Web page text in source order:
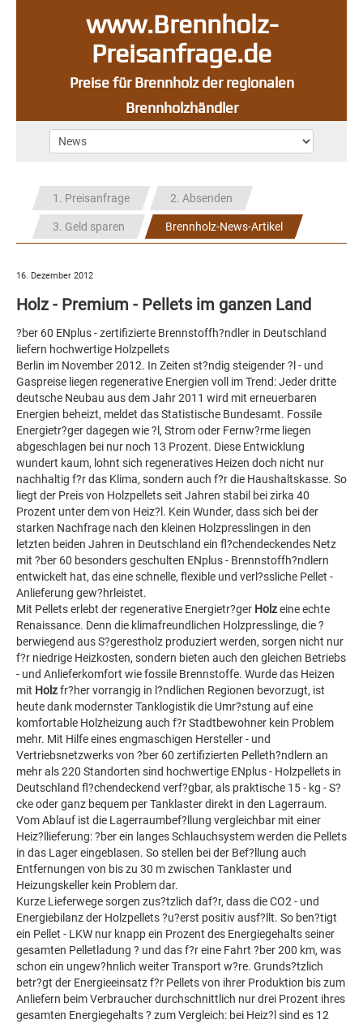
www.Brennholz-
Preisanfrage.de
Preise für Brennholz der regionalen
Brennholzhändler
1. Preisanfrage 2. Absenden
3. Geld sparen Brennholz-News-Artikel
16. Dezember 2012
Holz - Premium - Pellets im ganzen Land
?ber 60 ENplus - zertifizierte Brennstoffh?ndler in Deutschland
liefern hochwertige Holzpellets
Berlin im November 2012. In Zeiten st?ndig steigender ?l - und
Gaspreise liegen regenerative Energien voll im Trend: Jeder dritte
deutsche Neubau aus dem Jahr 2011 wird mit erneuerbaren
Energien beheizt, meldet das Statistische Bundesamt. Fossile
Energietr?ger dagegen wie ?l, Strom oder Fernw?rme liegen
abgeschlagen bei nur noch 13 Prozent. Diese Entwicklung
wundert kaum, lohnt sich regeneratives Heizen doch nicht nur
nachhaltig f?r das Klima, sondern auch f?r die Haushaltskasse. So
liegt der Preis von Holzpellets seit Jahren stabil bei zirka 40
Prozent unter dem von Heiz?l. Kein Wunder, dass sich bei der
starken Nachfrage nach den kleinen Holzpresslingen in den
letzten beiden Jahren in Deutschland ein fl?chendeckendes Netz
mit ?ber 60 besonders geschulten ENplus - Brennstoffh?ndlern
entwickelt hat, das eine schnelle, flexible und verl?ssliche Pellet -
Anlieferung gew?hrleistet.
Mit Pellets erlebt der regenerative Energietr?ger Holzeine echte
Renaissance. Denn die klimafreundlichen Holzpresslinge, die ?
berwiegend aus S?gerestholz produziert werden, sorgen nicht nur
f?r niedrige Heizkosten, sondern bieten auch den gleichen Betriebs
- und Anlieferkomfort wie fossile Brennstoffe. Wurde das Heizen
mit Holzfr?her vorrangig in l?ndlichen Regionen bevorzugt, ist
heute dank modernster Tanklogistik die Umr?stung auf eine
komfortable Holzheizung auch f?r Stadtbewohner kein Problem
mehr. Mit Hilfe eines engmaschigen Hersteller - und
Vertriebsnetzwerks von ?ber 60 zertifizierten Pelleth?ndlern an
mehr als 220 Standorten sind hochwertige ENplus - Holzpellets in
Deutschland fl?chendeckend verf?gbar, als praktische 15 - kg - S?
cke oder ganz bequem per Tanklaster direkt in den Lagerraum.
Vom Ablauf ist die Lagerraumbef?llung vergleichbar mit einer
Heiz?llieferung: ?ber ein langes Schlauchsystem werden die Pellets
in das Lager eingeblasen. So stellen bei der Bef?llung auch
Entfernungen von bis zu 30 m zwischen Tanklaster und
Heizungskeller kein Problem dar.
Kurze Lieferwege sorgen zus?tzlich daf?r, dass die CO2 - und
Energiebilanz der Holzpellets ?u?erst positiv ausf?llt. So ben?tigt
ein Pellet - LKW nur knapp ein Prozent des Energiegehalts seiner
gesamten Pelletladung ? und das f?r eine Fahrt ?ber 200 km, was
schon ein ungew?hnlich weiter Transport w?re. Grunds?tzlich
betr?gt der Energieeinsatz f?r Pellets von ihrer Produktion bis zum
Anliefern beim Verbraucher durchschnittlich nur drei Prozent ihres
gesamten Energiegehalts ? zum Vergleich: bei Heiz?l sind es 12